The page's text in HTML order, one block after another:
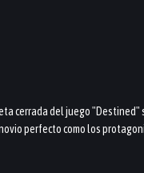
cerrada del juego
perfecto como los